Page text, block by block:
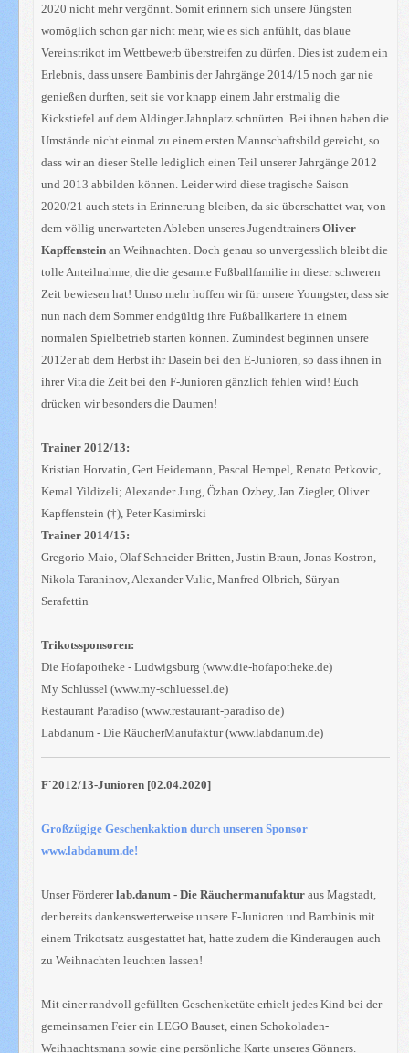
2020 nicht mehr vergönnt. Somit erinnern sich unsere Jüngsten
womöglich schon gar nicht mehr, wie es sich anfühlt, das blaue
Vereinstrikot im Wettbewerb überstreifen zu dürfen. Dies ist zudem ein
Erlebnis, dass unsere Bambinis der Jahrgänge 2014/15 noch gar nie
genießen durften, seit sie vor knapp einem Jahr erstmalig die
Kickstiefel auf dem Aldinger Jahnplatz schnürten. Bei ihnen haben die
Umstände nicht einmal zu einem ersten Mannschaftsbild gereicht, so
dass wir an dieser Stelle lediglich einen Teil unserer Jahrgänge 2012
und 2013 abbilden können. Leider wird diese tragische Saison
2020/21 auch stets in Erinnerung bleiben, da sie überschattet war, von
dem völlig unerwarteten Ableben unseres Jugendtrainers Oliver
Kapffenstein an Weihnachten. Doch genau so unvergesslich bleibt die
tolle Anteilnahme, die die gesamte Fußballfamilie in dieser schweren
Zeit bewiesen hat! Umso mehr hoffen wir für unsere Youngster, dass sie
nun nach dem Sommer endgültig ihre Fußballkariere in einem
normalen Spielbetrieb starten können. Zumindest beginnen unsere
2012er ab dem Herbst ihr Dasein bei den E-Junioren, so dass ihnen in
ihrer Vita die Zeit bei den F-Junioren gänzlich fehlen wird! Euch
drücken wir besonders die Daumen!
Trainer 2012/13:
Kristian Horvatin, Gert Heidemann, Pascal Hempel, Renato Petkovic,
Kemal Yildizeli; Alexander Jung, Özhan Ozbey, Jan Ziegler, Oliver
Kapffenstein (†), Peter Kasimirski
Trainer 2014/15:
Gregorio Maio, Olaf Schneider-Britten, Justin Braun, Jonas Kostron,
Nikola Taraninov, Alexander Vulic, Manfred Olbrich, Süryan
Serafettin
Trikotssponsoren:
Die Hofapotheke - Ludwigsburg (www.die-hofapotheke.de)
My Schlüssel (www.my-schluessel.de)
Restaurant Paradiso (www.restaurant-paradiso.de)
Labdanum - Die RäucherManufaktur (www.labdanum.de)
F`2012/13-Junioren [02.04.2020]
Großzügige Geschenkaktion durch unseren Sponsor
www.labdanum.de!
Unser Fördererlab.danum - Die Räuchermanufaktur aus Magstadt,
der bereits dankenswerterweise unsere F-Junioren und Bambinis mit
einem Trikotsatz ausgestattet hat, hatte zudem die Kinderaugen auch
zu Weihnachten leuchten lassen!
Mit einer randvoll gefüllten Geschenketüte erhielt jedes Kind bei der
gemeinsamen Feier ein LEGO Bauset, einen Schokoladen-
Weihnachtsmann sowie eine persönliche Karte unseres Gönners.